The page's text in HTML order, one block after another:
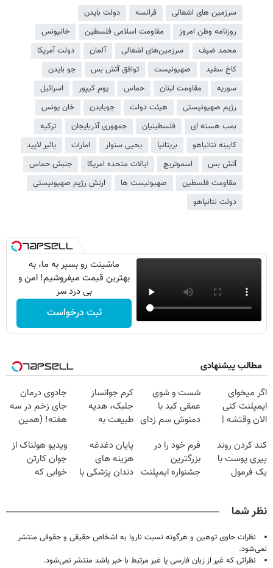
سرزمین های اشغالی فرانسه
دولت بایدن
روزنامه وطن امروز
مقاومت اسلامی فلسطین
خانیونس
محمد ضیف
سرزمین‌های اشغالی آلمان
دولت آمریکا
کاخ سفید
صهیونیست توافق آتش بس
جو بایدن
سوریه
مقاومت لبنان حماس یوم کیپور
اسرائیل
رژیم صهیونیستی
هیئت دولت جوبایدن
خان یونس
بمب هسته ای
فلسطینیان جمهوری آذربایجان
ترکیه
کابینه نتانیاهو
بریتانیا یحیی سنوار امارات
یائیر لاپید
آتش بس
اسموتریچ ایالات متحده امریکا
جنبش حماس
مقاومت فلسطین
صهیونیست ها
ارتش رژیم صهیونیستی
دولت نتانیاهو
ماشینت رو بسپر به ما، به
بهترین قیمت میفروشیم! امن و
بی درد سر
ثبت درخواست
مطالب پیشنهادی
اگر میخوای
ایمپلنت کنی
الان وقتشه |
میلیون تومان!!!
شست و شوی
عمقی کبد با
دمنوش سم زدای
کرم جوانساز
جلبک، هدیه
طبیعت به
تخفیف ویژه)
جادوی درمان
جای زخم در سه
هفته! (همین
صحبت کنید)
کند کردن روند
پیری پوست با
یک فرمول
فرم خود را در
بزرگترین
جشنواره ایمپلنت
پایان دغدغه
هزینه های
دندان پزشکی با
ویدیو هولناک از
جوان کارتن
خوابی که
نظر شما
نظرات حاوی توهین و هرگونه نسبت ناروا به اشخاص حقیقی و حقوقی منتشر
نمی‌شود.
نظراتی که غیر از زبان فارسی یا غیر مرتبط با خبر باشد منتشر نمی‌شود.